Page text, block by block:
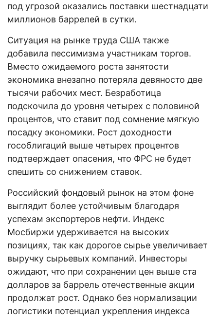
под угрозой оказались поставки шестнадцати
миллионов баррелей в сутки.
Ситуация на рынке труда США также
добавила пессимизма участникам торгов.
Вместо ожидаемого роста занятости
экономика внезапно потеряла девяносто две
тысячи рабочих мест. Безработица
подскочила до уровня четырех с половиной
процентов, что ставит под сомнение мягкую
посадку экономики. Рост доходности
гособлигаций выше четырех процентов
подтверждает опасения, что ФРС не будет
спешить со снижением ставок.
Российский фондовый рынок на этом фоне
выглядит более устойчивым благодаря
успехам экспортеров нефти. Индекс
Мосбиржи удерживается на высоких
позициях, так как дорогое сырье увеличивает
выручку сырьевых компаний. Инвесторы
ожидают, что при сохранении цен выше ста
долларов за баррель отечественные акции
продолжат рост. Однако без нормализации
логистики потенциал укрепления индекса